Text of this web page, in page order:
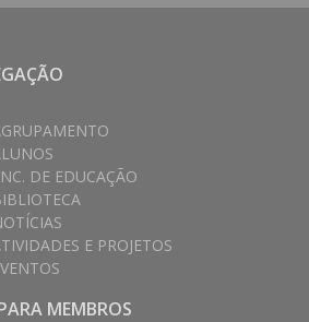
DE EDUCAÇÃO
E PROJETOS
MEMBROS